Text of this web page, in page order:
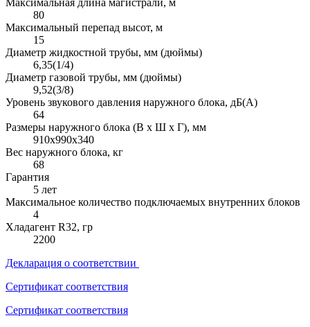
Максимальная длина магистрали, м
80
Максимальный перепад высот, м
15
Диаметр жидкостной трубы, мм (дюймы)
6,35(1/4)
Диаметр газовой трубы, мм (дюймы)
9,52(3/8)
Уровень звукового давления наружного блока, дБ(А)
64
Размеры наружного блока (В х Ш х Г), мм
910х990х340
Вес наружного блока, кг
68
Гарантия
5 лет
Максимальное количество подключаемых внутренних блоков
4
Хладагент R32, гр
2200
Декларация о соответствии
Сертификат соответствия
Сертификат соответствия